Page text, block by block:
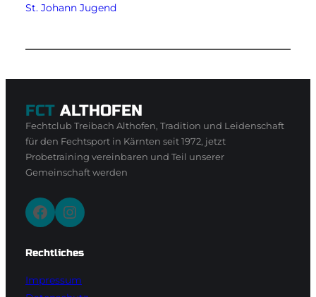
St. Johann Jugend
FCT ALTHOFEN
Fechtclub Treibach Althofen, Tradition und Leidenschaft
für den Fechtsport in Kärnten seit 1972, jetzt
Probetraining vereinbaren und Teil unserer
Gemeinschaft werden
Facebook Instagram
Rechtliches
Impressum